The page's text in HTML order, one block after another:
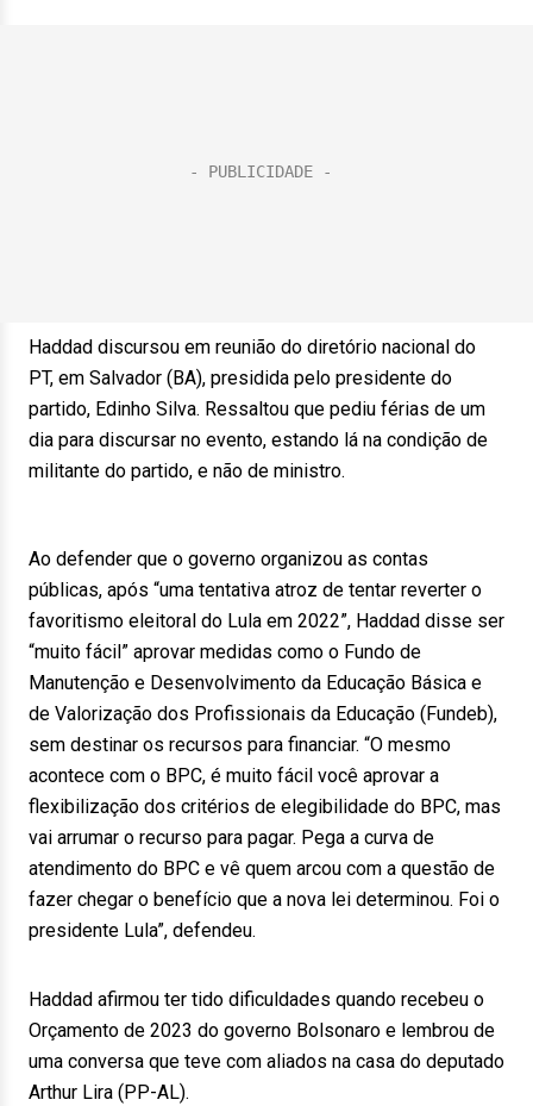
Haddad discursou em reunião do diretório nacional do
PT, em Salvador (BA), presidida pelo presidente do
partido, Edinho Silva. Ressaltou que pediu férias de um
dia para discursar no evento, estando lá na condição de
militante do partido, e não de ministro.
Ao defender que o governo organizou as contas
públicas, após “uma tentativa atroz de tentar reverter o
favoritismo eleitoral do Lula em 2022”, Haddad disse ser
“muito fácil” aprovar medidas como o Fundo de
Manutenção e Desenvolvimento da Educação Básica e
de Valorização dos Profissionais da Educação (Fundeb),
sem destinar os recursos para financiar. “O mesmo
acontece com o BPC, é muito fácil você aprovar a
flexibilização dos critérios de elegibilidade do BPC, mas
vai arrumar o recurso para pagar. Pega a curva de
atendimento do BPC e vê quem arcou com a questão de
fazer chegar o benefício que a nova lei determinou. Foi o
presidente Lula”, defendeu.
Haddad afirmou ter tido dificuldades quando recebeu o
Orçamento de 2023 do governo Bolsonaro e lembrou de
uma conversa que teve com aliados na casa do deputado
Arthur Lira (PP-AL).